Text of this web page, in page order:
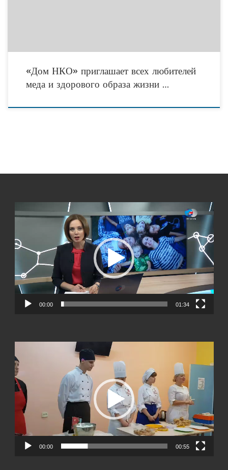
«Дом НКО» приглашает всех любителей
меда и здорового образа жизни …
00:00 01:34
00:00 00:55